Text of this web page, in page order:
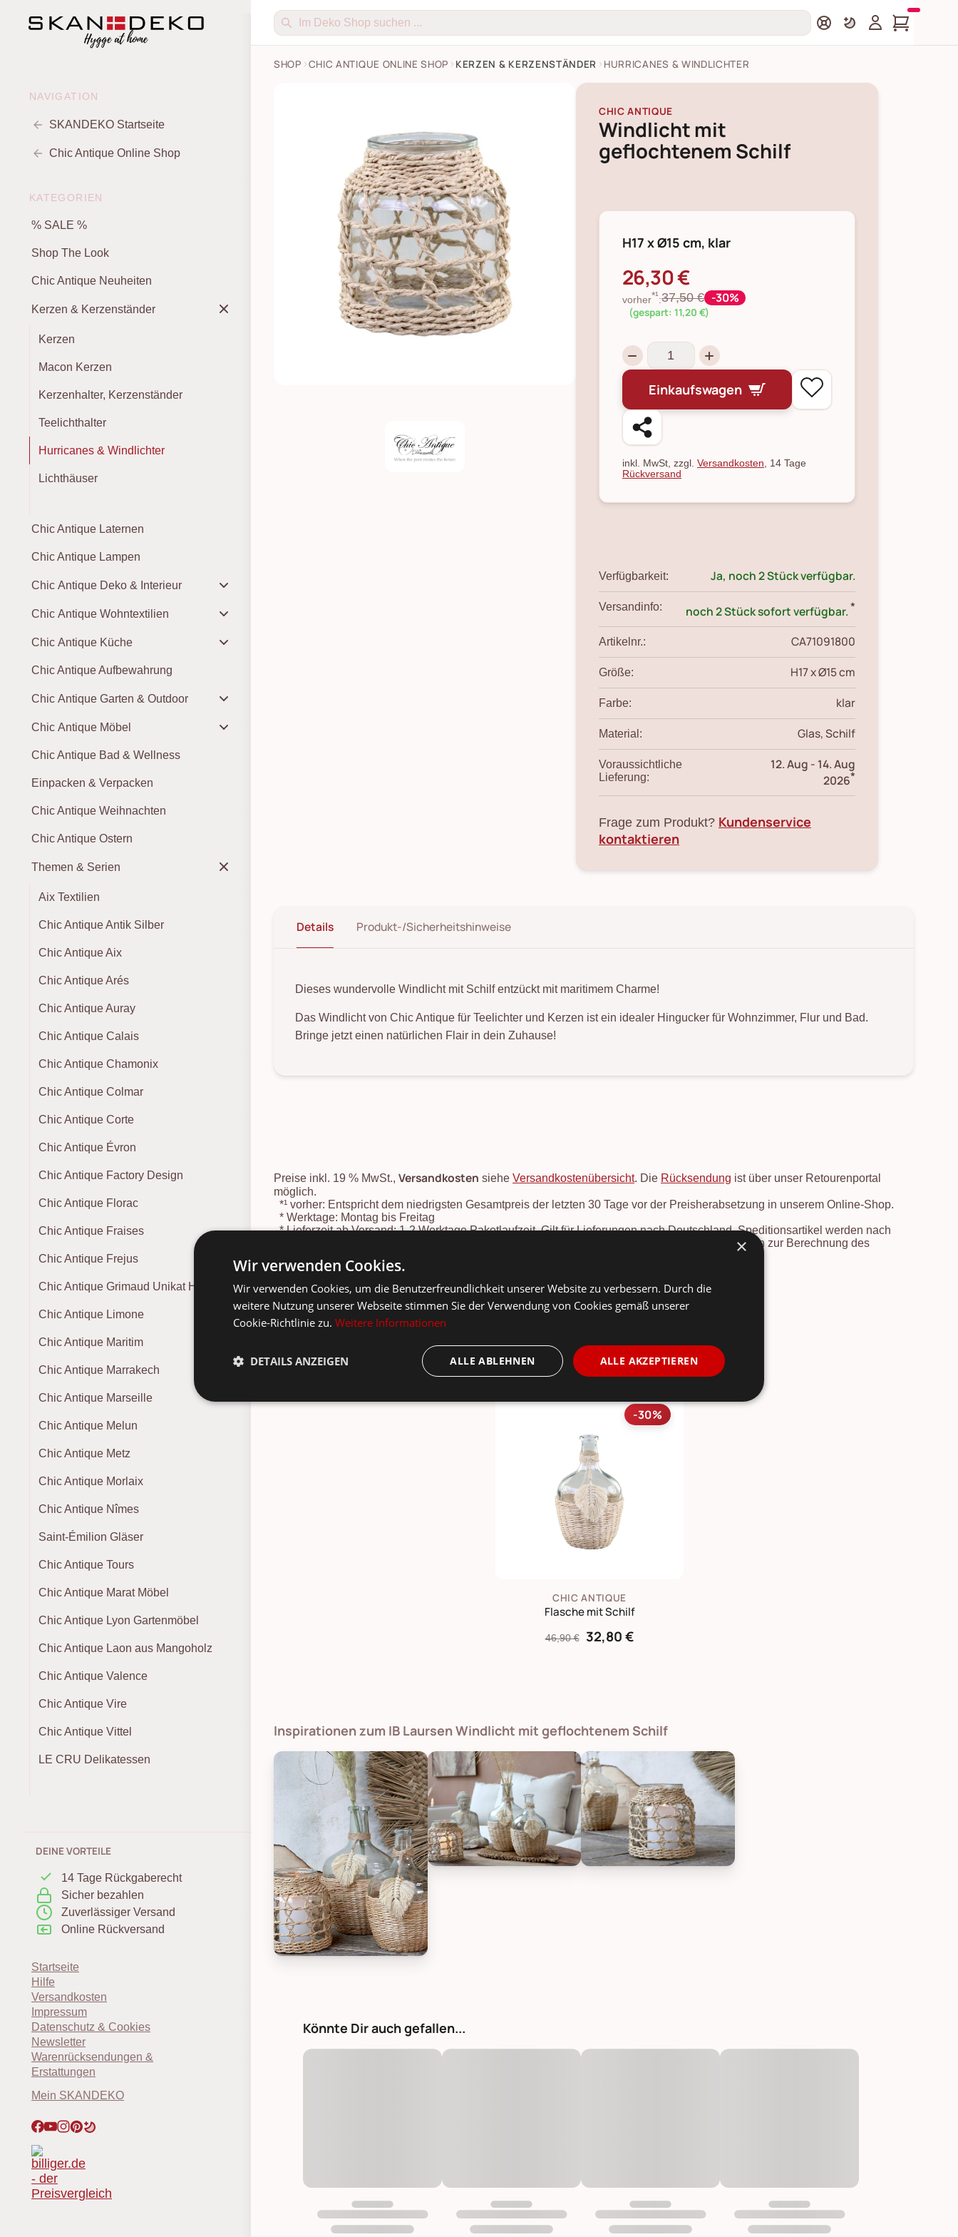
NAVIGATION
SKANDEKO Startseite
Chic Antique Online Shop
KATEGORIEN
% SALE %
Shop The Look
Chic Antique Neuheiten
Kerzen & Kerzenständer
Kerzen
Macon Kerzen
Kerzenhalter, Kerzenständer
Teelichthalter
Hurricanes & Windlichter
Lichthäuser
Chic Antique Laternen
Chic Antique Lampen
Chic Antique Deko & Interieur
Chic Antique Wohntextilien
Chic Antique Küche
Chic Antique Aufbewahrung
Chic Antique Garten & Outdoor
Chic Antique Möbel
Chic Antique Bad & Wellness
Einpacken & Verpacken
Chic Antique Weihnachten
Chic Antique Ostern
Themen & Serien
Aix Textilien
Chic Antique Antik Silber
Chic Antique Aix
Chic Antique Arés
Chic Antique Auray
Chic Antique Calais
Chic Antique Chamonix
Chic Antique Colmar
Chic Antique Corte
Chic Antique Évron
Chic Antique Factory Design
Chic Antique Florac
Chic Antique Fraises
Chic Antique Frejus
Chic Antique Grimaud Unikat Holz
Chic Antique Limone
Chic Antique Maritim
Chic Antique Marrakech
Chic Antique Marseille
Chic Antique Melun
Chic Antique Metz
Chic Antique Morlaix
Chic Antique Nîmes
Saint-Émilion Gläser
Chic Antique Tours
Chic Antique Marat Möbel
Chic Antique Lyon Gartenmöbel
Chic Antique Laon aus Mangoholz
Chic Antique Valence
Chic Antique Vire
Chic Antique Vittel
LE CRU Delikatessen
DEINE VORTEILE
14 Tage Rückgaberecht
Sicher bezahlen
Zuverlässiger Versand
Online Rückversand
Startseite
Hilfe
Versandkosten
Impressum
Datenschutz & Cookies
Newsletter
Warenrücksendungen &
Erstattungen
Mein SKANDEKO
SHOP CHIC ANTIQUE ONLINE SHOP KERZEN & KERZENSTÄNDER HURRICANES & WINDLICHTER
CHIC ANTIQUE
Windlicht mit
geflochtenem Schilf
H17 x Ø15 cm, klar
26,30 €
vorher*¹:37,50 € -30%
(gespart: 11,20 €)
Einkaufswagen
inkl. MwSt, zzgl. Versandkosten, 14 Tage
Rückversand
Verfügbarkeit: Ja, noch 2 Stück verfügbar.
Versandinfo: noch 2 Stück sofort verfügbar.*
Artikelnr.: CA71091800
Größe: H17 x Ø15 cm
Farbe: klar
Material: Glas, Schilf
Voraussichtliche
Lieferung:
12. Aug - 14. Aug
2026*
Frage zum Produkt? Kundenservice
kontaktieren
Details Produkt-/Sicherheitshinweise
Dieses wundervolle Windlicht mit Schilf entzückt mit maritimem Charme!
Das Windlicht von Chic Antique für Teelichter und Kerzen ist ein idealer Hingucker für Wohnzimmer, Flur und Bad.
Bringe jetzt einen natürlichen Flair in dein Zuhause!
Preise inkl. 19 % MwSt., Versandkosten siehe Versandkostenübersicht. Die Rücksendung ist über unser Retourenportal
möglich.
*¹ vorher: Entspricht dem niedrigsten Gesamtpreis der letzten 30 Tage vor der Preisherabsetzung in unserem Online-Shop.
* Werktage: Montag bis Freitag
*Lieferzeit ab Versand: 1-2 Werktage Paketlaufzeit. Gilt für Lieferungen nach Deutschland. Speditionsartikel werden nach
Absprache geliefert, Sendungslaufzeit 4-6 Tage. Lieferzeiten für andere Länder und Informationen zur Berechnung des
*Speditionsartikel: Speditionskosten: siehe
Passt dazu ...
-30%
CHIC ANTIQUE
Flasche mit Schilf
46,90 € 32,80 €
Inspirationen zum IB Laursen Windlicht mit geflochtenem Schilf
Chic Antique Windlicht mit geflochtenem Schilf, Bild 2
Könnte Dir auch gefallen...
×
Wir verwenden Cookies.
Wir verwenden Cookies, um die Benutzerfreundlichkeit unserer Website zu verbessern. Durch die
weitere Nutzung unserer Webseite stimmen Sie der Verwendung von Cookies gemäß unserer
Cookie-Richtlinie zu. Weitere Informationen
ALLE AKZEPTIEREN
ALLE ABLEHNEN
DETAILS ANZEIGEN